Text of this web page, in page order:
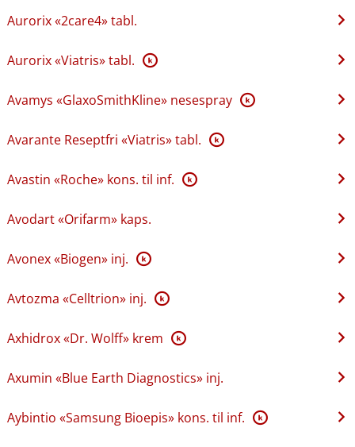
Aurorix «2care4» tabl.
Aurorix «Viatris» tabl. K
Avamys «GlaxoSmithKline» nesespray K
Avarante Reseptfri «Viatris» tabl. K
Avastin «Roche» kons. til inf. K
Avodart «Orifarm» kaps.
Avonex «Biogen» inj. K
Avtozma «Celltrion» inj. K
Axhidrox «Dr. Wolff» krem K
Axumin «Blue Earth Diagnostics» inj.
Aybintio «Samsung Bioepis» kons. til inf. K